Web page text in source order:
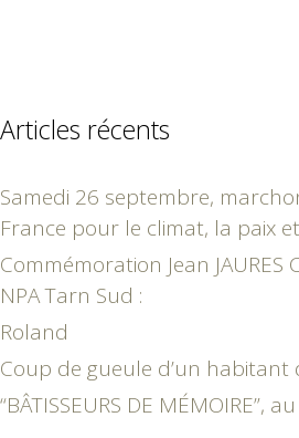
Articles récents
Samedi 26 septembre,
France pour le climat, la paix
Commémoration Jean JAURES
NPA Tarn Sud :
Roland
Coup de gueule d’un
“BÂTISSEURS DE MÉMOIRE”,